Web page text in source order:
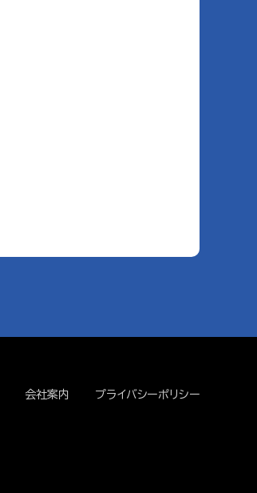
会社案内 プライバシーポリシー